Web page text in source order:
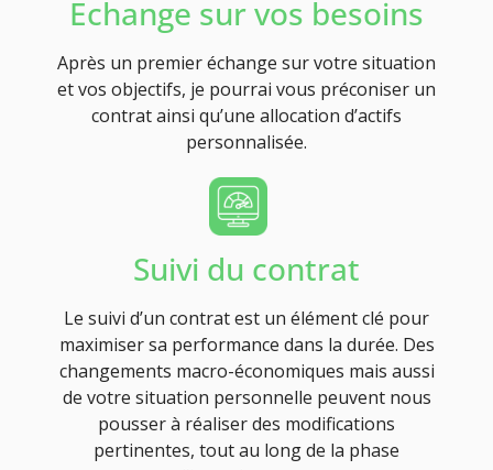
Echange sur vos besoins
Après un premier échange sur votre situation
et vos objectifs, je pourrai vous préconiser un
contrat ainsi qu’une allocation d’actifs
personnalisée.
Suivi du contrat
Le suivi d’un contrat est un élément clé pour
maximiser sa performance dans la durée. Des
changements macro-économiques mais aussi
de votre situation personnelle peuvent nous
pousser à réaliser des modifications
pertinentes, tout au long de la phase